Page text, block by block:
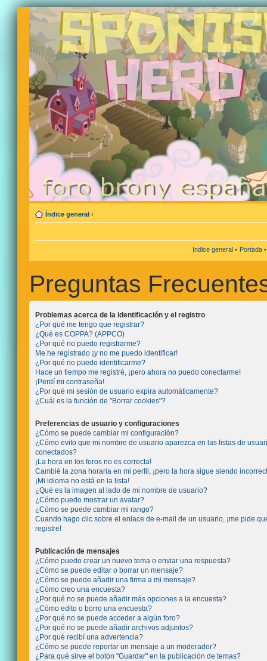
Índice general ‹
Indice general • Portada
Preguntas
Problemas acerca de la identificación y el registro
¿Por qué me tengo que registrar?
¿Qué es COPPA? (APPCO)
¿Por qué no puedo registrarme?
Me he registrado ¡y no me puedo identificar!
¿Por qué no puedo identificarme?
Hace un tiempo me registré, ¡pero ahora no puedo conectarme!
¡Perdí mi contraseña!
¿Por qué mi sesión de usuario expira automáticamente?
¿Cuál es la función de "Borrar cookies"?
Preferencias de usuario y configuraciones
¿Cómo se puede cambiar mi configuración?
¿Cómo evito que mi nombre de usuario aparezca en las listas de
conectados?
¡La hora en los foros no es correcta!
Cambié la zona horaria en mi perfil, ¡pero la hora sigue siendo
¡Mi idioma no está en la lista!
¿Qué es la imagen al lado de mi nombre de usuario?
¿Cómo puedo mostrar un avatar?
¿Cómo se puede cambiar mi rango?
Cuando hago clic sobre el enlace de e-mail de un usuario, ¡me pide
registre!
Publicación de mensajes
¿Cómo puedo crear un nuevo tema o enviar una respuesta?
¿Cómo se puede editar o borrar un mensaje?
¿Cómo se puede añadir una firma a mi mensaje?
¿Cómo creo una encuesta?
¿Por qué no se puede añadir más opciones a la encuesta?
¿Cómo edito o borro una encuesta?
¿Por qué no se puede acceder a algún foro?
¿Por qué no se puede añadir archivos adjuntos?
¿Por qué recibí una advertencia?
¿Cómo se puede reportar un mensaje a un moderador?
¿Para qué sirve el botón "Guardar" en la publicación de temas?